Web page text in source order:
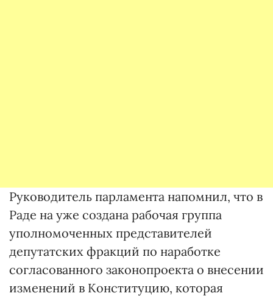
Руководитель парламента напомнил, что в
Раде на уже создана рабочая группа
уполномоченных представителей
депутатских фракций по наработке
согласованного законопроекта о внесении
изменений в Конституцию, которая